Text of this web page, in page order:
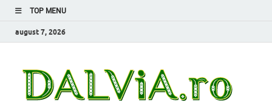
TOP MENU
august 7, 2026